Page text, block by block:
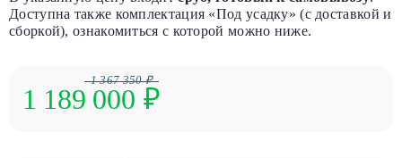
Доступна также комплектация «Под усадку» (с доставкой и
сборкой), ознакомиться с которой можно ниже.
1 189 000
1 367 350 ₽
₽